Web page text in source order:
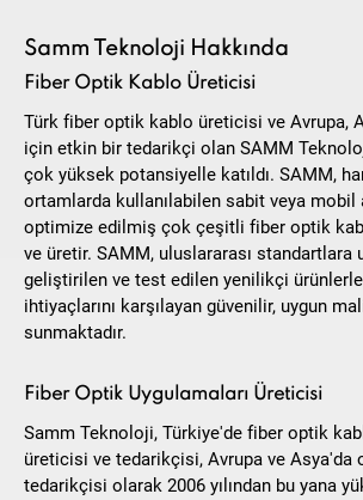
Samm Teknoloji Hakkında
Fiber Optik Kablo Üreticisi
Türk fiber optik kablo üreticisi ve Avrupa,
için etkin bir tedarikçi olan SAMM
çok yüksek potansiyelle katıldı. SAMM,
ortamlarda kullanılabilen sabit veya mobil
optimize edilmiş çok çeşitli fiber optik
ve üretir. SAMM, uluslararası standartlara
geliştirilen ve test edilen yenilikçi
ihtiyaçlarını karşılayan güvenilir, uygun
sunmaktadır.
Fiber Optik Uygulamaları Üreticisi
Samm Teknoloji, Türkiye'de fiber optik
üreticisi ve tedarikçisi, Avrupa ve Asya'da
tedarikçisi olarak 2006 yılından bu yana